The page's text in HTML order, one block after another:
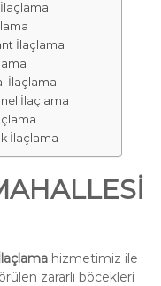
İlaçlama
İlaçlama
İlaçlama
İlaçlama
İlaçlama
hizmetimiz ile
zararlı böcekleri